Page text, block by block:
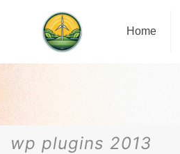
Home
wp plugins 2013